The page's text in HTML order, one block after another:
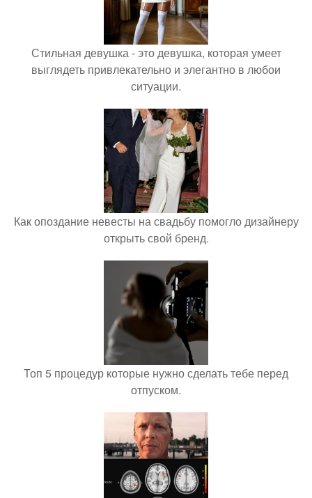
Стильная девушка - это девушка, которая умеет
выглядеть привлекательно и элегантно в любои
ситуации.
Как опоздание невесты на свадьбу помогло дизайнеру
открыть свой бренд.
Топ 5 процедур которые нужно сделать тебе перед
отпуском.